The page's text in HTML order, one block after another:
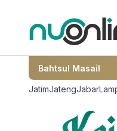
Bahtsul Masail
JatimJatengJabar